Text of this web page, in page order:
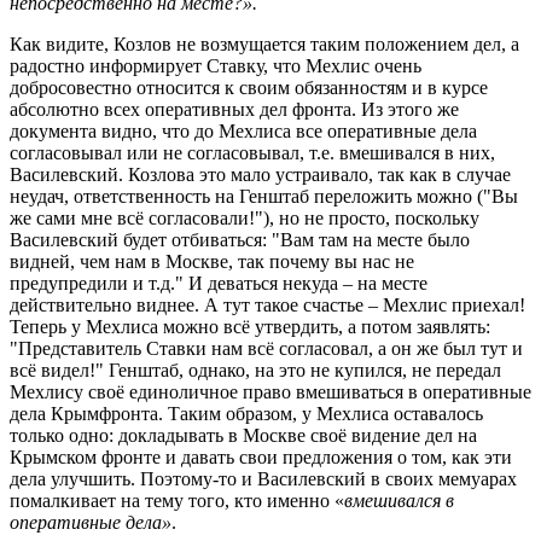
Как видите, Козлов не возмущается таким положением дел, а
радостно информирует Ставку, что Мехлис очень
добросовестно относится к своим обязанностям и в курсе
абсолютно всех оперативных дел фронта. Из этого же
документа видно, что до Мехлиса все оперативные дела
согласовывал или не согласовывал, т.е. вмешивался в них,
Василевский. Козлова это мало устраивало, так как в случае
неудач, ответственность на Генштаб переложить можно ("Вы
же сами мне всё согласовали!"), но не просто, поскольку
Василевский будет отбиваться: "Вам там на месте было
видней, чем нам в Москве, так почему вы нас не
предупредили и т.д." И деваться некуда – на месте
действительно виднее. А тут такое счастье – Мехлис приехал!
Теперь у Мехлиса можно всё утвердить, а потом заявлять:
"Представитель Ставки нам всё согласовал, а он же был тут и
всё видел!" Генштаб, однако, на это не купился, не передал
Мехлису своё единоличное право вмешиваться в оперативные
дела Крымфронта. Таким образом, у Мехлиса оставалось
только одно: докладывать в Москве своё видение дел на
Крымском фронте и давать свои предложения о том, как эти
дела улучшить. Поэтому-то и Василевский в своих мемуарах
помалкивает на тему того, кто именно «вмешивался в
оперативные дела».